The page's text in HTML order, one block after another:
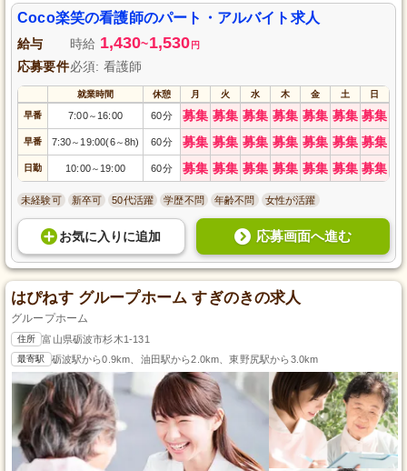
Coco楽笑の看護師のパート・アルバイト求人
給与 時給 1,430~1,530 円
応募要件必須: 看護師
就業時間 休憩 月 火 水 木 金 土 日
早番 7:00～ 16:00 60分 募集 募集 募集 募集 募集 募集 募集
早番 7:30～ 19:00(6～8h) 60分 募集 募集 募集 募集 募集 募集 募集
日勤 10:00～ 19:00 60分 募集 募集 募集 募集 募集 募集 募集
未経験可 新卒可 50代活躍 学歴不問 年齢不問 女性が活躍
お気に入り に追加 応募画面へ進む
はぴねす グループホーム すぎのきの求人
グループホーム
住所 富山県砺波市杉木1-131
最寄駅 砺波駅から0.9km、油田駅から2.0km、東野尻駅から3.0km